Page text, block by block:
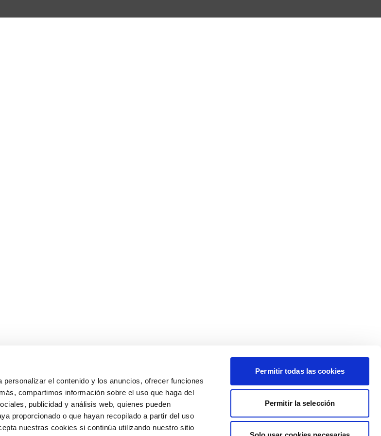
el contenido y los anuncios, ofrecer funciones
compartimos información sobre el uso que haga del
publicidad y análisis web, quienes pueden
proporcionado o que hayan recopilado a partir del uso
nuestras cookies si continúa utilizando nuestro sitio
Permitir todas las cookies
Permitir la selección